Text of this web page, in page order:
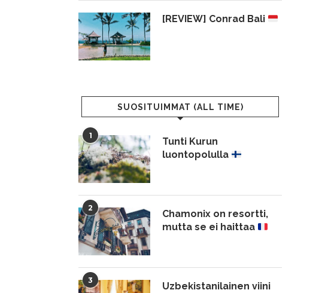
[REVIEW] Conrad Bali
SUOSITUIMMAT (ALL TIME)
1
Tunti Kurun
luontopolulla
2
Chamonix on resortti,
mutta se ei haittaa
3
Uzbekistanilainen viini